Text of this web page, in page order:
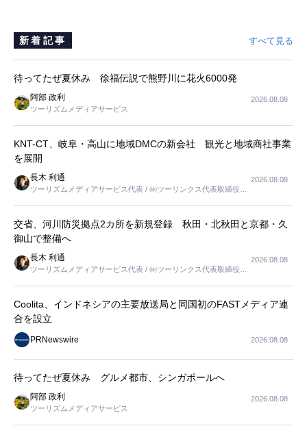
新着記事 すべて見る
待ってたぜ夏休み 徐福伝説で熊野川に花火6000発
阿部 政利
ツーリズムメディアサービス
2026.08.08
KNT-CT、岐阜・高山に地域DMCの新会社 観光と地域商社事業
を展開
長木 利通
ツーリズムメディアサービス代表 / ㈱ツーリンクス代表取締役社
2026.08.08
交省、河川防災拠点2カ所を新規登録 秋田・北秋田と京都・久
御山で整備へ
長木 利通
ツーリズムメディアサービス代表 / ㈱ツーリンクス代表取締役社
2026.08.08
Coolita、インドネシアの主要放送局と同国初のFASTメディア連
合を設立
PRNewswire 2026.08.08
待ってたぜ夏休み グルメ都市、シンガポールへ
阿部 政利
ツーリズムメディアサービス
2026.08.08